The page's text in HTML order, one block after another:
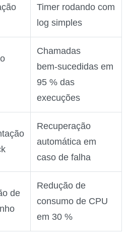
Timer rodando com
log simples
Chamadas
bem‑sucedidas em
95 % das
execuções
Recuperação
automática em
caso de falha
de
Redução de
consumo de CPU
em 30 %